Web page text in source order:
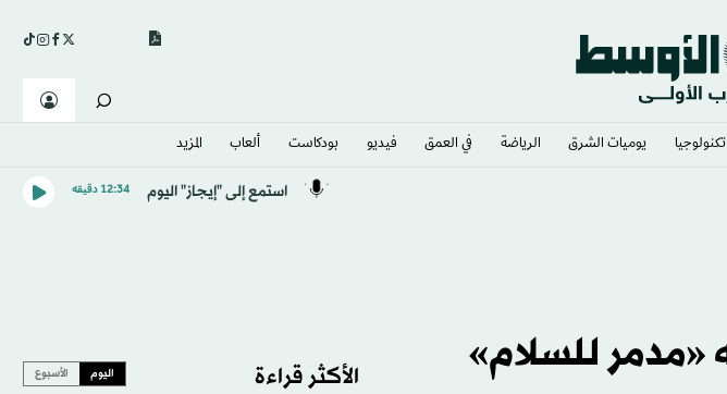
تكنولوجيا يوميات الشرق​ الرياضة في العمق فيديو بودكاست ألعاب المزيد
استمع إلى "إيجاز" اليوم 12:34 دقيقه
«مدمر للسلام» الأكثر قراءة اليوم الأسبوع